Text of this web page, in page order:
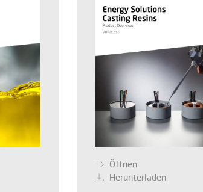
Öffnen
Herunterladen